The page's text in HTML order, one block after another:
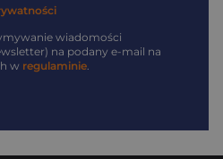
wiadomości
na podany e-mail na
w regulaminie.